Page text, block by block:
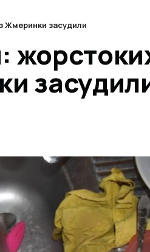
Жмеринки засудили